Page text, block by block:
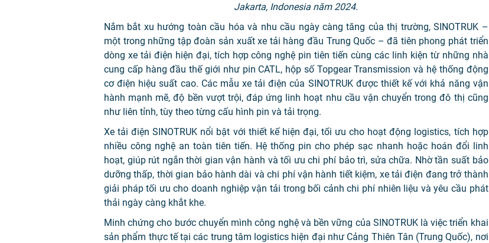
Jakarta, Indonesia năm 2024.
Nắm bắt xu hướng toàn cầu hóa và nhu cầu ngày càng tăng của thị trường, SINOTRUK –
một trong những tập đoàn sản xuất xe tải hàng đầu Trung Quốc – đã tiên phong phát triển
dòng xe tải điện hiện đại, tích hợp công nghệ pin tiên tiến cùng các linh kiện từ những nhà
cung cấp hàng đầu thế giới như pin CATL, hộp số Topgear Transmission và hệ thống động
cơ điện hiệu suất cao. Các mẫu xe tải điện của SINOTRUK được thiết kế với khả năng vận
hành mạnh mẽ, độ bền vượt trội, đáp ứng linh hoạt nhu cầu vận chuyển trong đô thị cũng
như liên tỉnh, tùy theo từng cấu hình pin và tải trọng.
Xe tải điện SINOTRUK nổi bật với thiết kế hiện đại, tối ưu cho hoạt động logistics, tích hợp
nhiều công nghệ an toàn tiên tiến. Hệ thống pin cho phép sạc nhanh hoặc hoán đổi linh
hoạt, giúp rút ngắn thời gian vận hành và tối ưu chi phí bảo trì, sửa chữa. Nhờ tần suất bảo
dưỡng thấp, thời gian bảo hành dài và chi phí vận hành tiết kiệm, xe tải điện đang trở thành
giải pháp tối ưu cho doanh nghiệp vận tải trong bối cảnh chi phí nhiên liệu và yêu cầu phát
thải ngày càng khắt khe.
Minh chứng cho bước chuyển mình công nghệ và bền vững của SINOTRUK là việc triển khai
sản phẩm thực tế tại các trung tâm logistics hiện đại như Cảng Thiên Tân (Trung Quốc), nơi